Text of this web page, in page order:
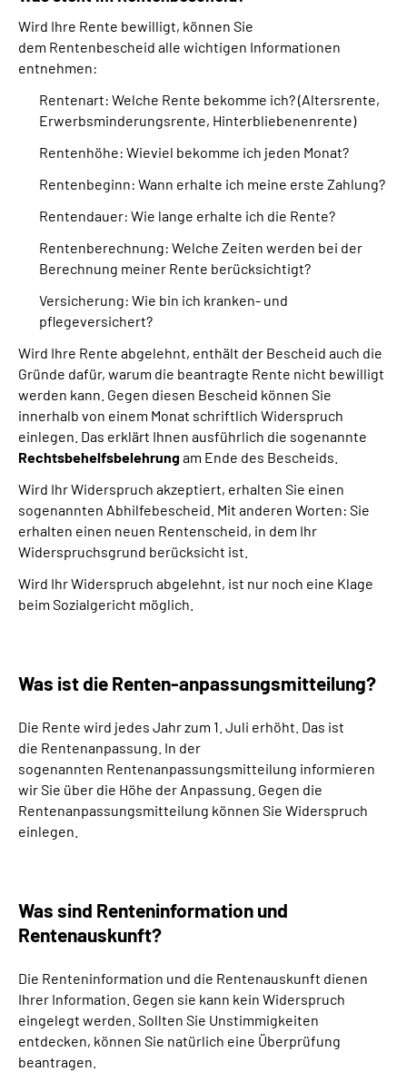
Wird Ihre Rente bewilligt, können Sie
dem Rentenbescheid alle wichtigen Informationen
entnehmen:
Rentenart: Welche Rente bekomme ich?(Altersrente,
Erwerbsminderungsrente, Hinterbliebenenrente)
Rentenhöhe: Wieviel bekomme ich jeden Monat?
Rentenbeginn: Wann erhalte ich meine erste Zahlung?
Rentendauer: Wie lange erhalte ich die Rente?
Rentenberechnung: Welche Zeiten werden bei der
Berechnung meiner Rente berücksichtigt?
Versicherung: Wie bin ich kranken- und
pflegeversichert?
Wird Ihre Rente abgelehnt, enthält der Bescheid auch die
Gründe dafür, warum die beantragte Rente nicht bewilligt
werden kann. Gegen diesen Bescheid können Sie
innerhalb von einem Monat schriftlich Widerspruch
einlegen. Das erklärt Ihnen ausführlich die sogenannte
Rechtsbehelfsbelehrungam Ende des Bescheids.
Wird Ihr Widerspruch akzeptiert, erhalten Sie einen
sogenannten Abhilfebescheid. Mit anderen Worten: Sie
erhalten einen neuen Rentenscheid, in dem Ihr
Widerspruchsgrund berücksicht ist.
Wird Ihr Widerspruch abgelehnt, ist nur noch eine Klage
beim Sozialgericht möglich.
Was ist die Renten-anpassungsmitteilung?
Die Rente wird jedes Jahr zum 1. Juli erhöht. Das ist
die Rentenanpassung. In der
sogenannten Rentenanpassungsmitteilung informieren
wir Sie über die Höhe der Anpassung. Gegen die
Rentenanpassungsmitteilung können Sie Widerspruch
einlegen.
Was sind Renteninformation und
Rentenauskunft?
Die Renteninformation und die Rentenauskunft dienen
Ihrer Information. Gegen sie kann kein Widerspruch
eingelegt werden. Sollten Sie Unstimmigkeiten
entdecken, können Sie natürlich eine Überprüfung
beantragen.